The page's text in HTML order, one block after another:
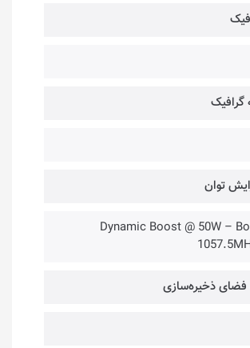
گرافیک
توان
Dynamic Boost @ 50W –
ذخیره‌سازی